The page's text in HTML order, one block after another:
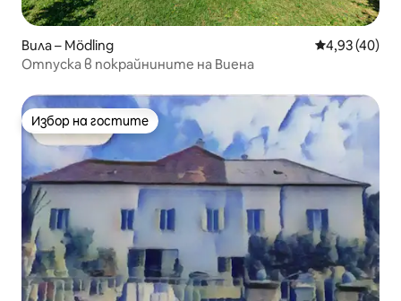
Вила – Mödling Средна
4,93 (40)
Отпуска в покрайнините на Виена
Избор на гостите
Избор на гостите